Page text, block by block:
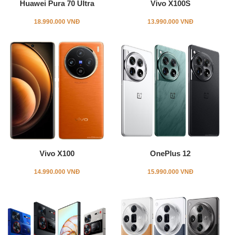
Huawei Pura 70 Ultra
18.990.000 VNĐ
Vivo X100S
13.990.000 VNĐ
Vivo X100
14.990.000 VNĐ
OnePlus 12
15.990.000 VNĐ